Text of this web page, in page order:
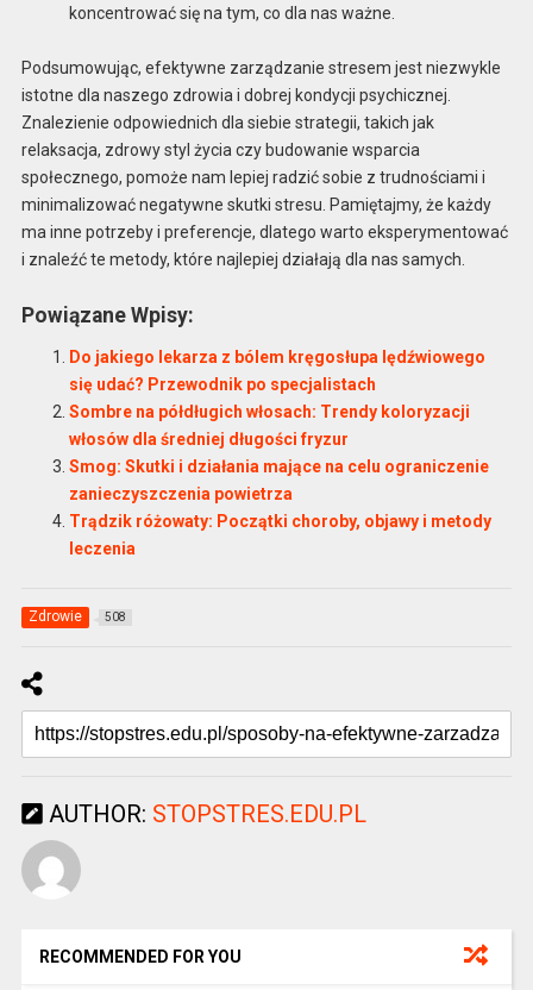
koncentrować się na tym, co dla nas ważne.
Podsumowując, efektywne zarządzanie stresem jest niezwykle
istotne dla naszego zdrowia i dobrej kondycji psychicznej.
Znalezienie odpowiednich dla siebie strategii, takich jak
relaksacja, zdrowy styl życia czy budowanie wsparcia
społecznego, pomoże nam lepiej radzić sobie z trudnościami i
minimalizować negatywne skutki stresu. Pamiętajmy, że każdy
ma inne potrzeby i preferencje, dlatego warto eksperymentować
i znaleźć te metody, które najlepiej działają dla nas samych.
Powiązane Wpisy:
Do jakiego lekarza z bólem kręgosłupa lędźwiowego
się udać? Przewodnik po specjalistach
Sombre na półdługich włosach: Trendy koloryzacji
włosów dla średniej długości fryzur
Smog: Skutki i działania mające na celu ograniczenie
zanieczyszczenia powietrza
Trądzik różowaty: Początki choroby, objawy i metody
leczenia
Zdrowie 508
AUTHOR: STOPSTRES.EDU.PL
RECOMMENDED FOR YOU